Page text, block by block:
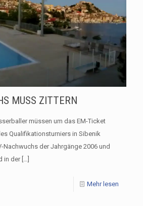
MUSS ZITTERN
müssen um das EM-Ticket
Qualifikationsturniers in Sibenik
Nachwuchs der Jahrgänge 2006 und
in der[…]
Mehr lesen